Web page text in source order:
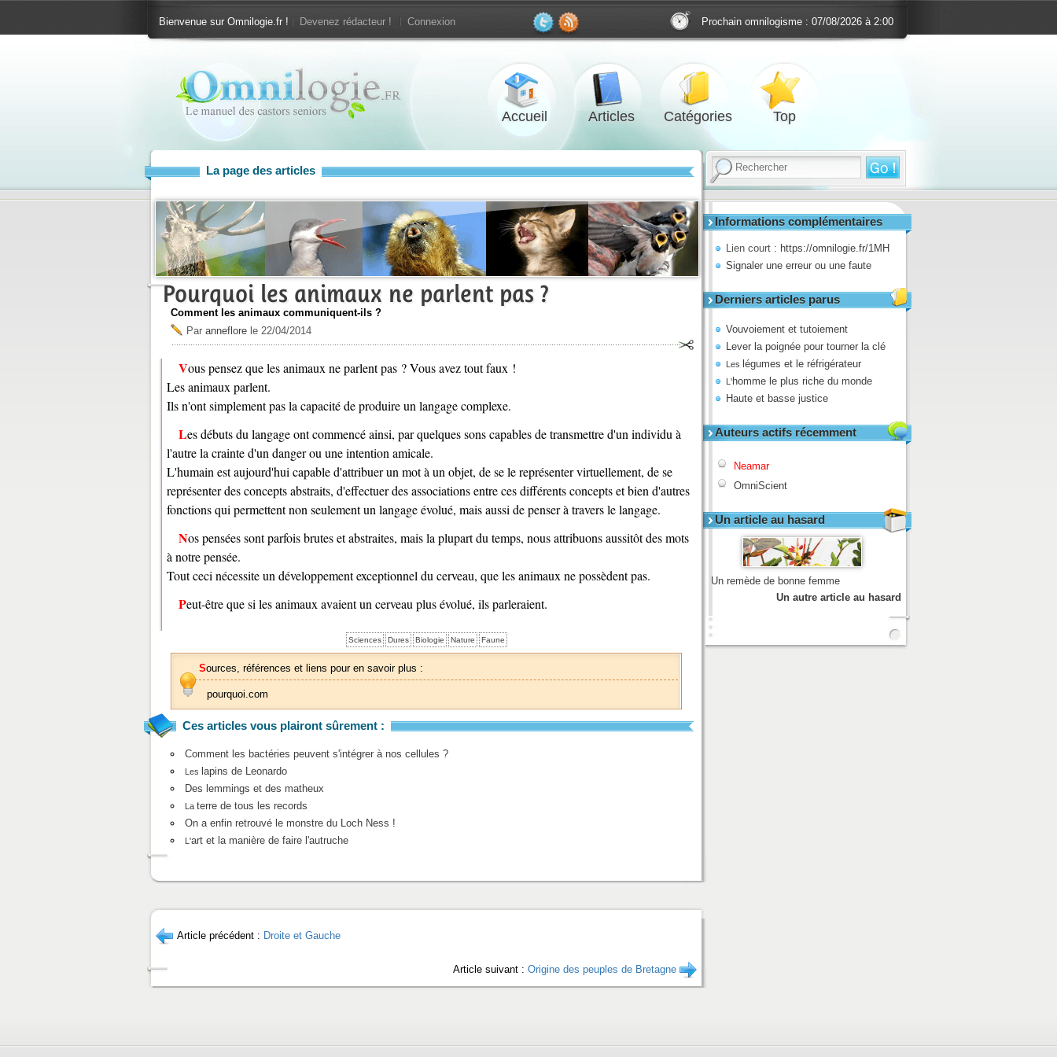
Bienvenue sur Omnilogie.fr ! Devenez rédacteur ! Connexion Prochain omnilogisme : 07/08/2026 à 2:00
Accueil Articles Catégories Top
Informations complémentaires
Lien court : https://omnilogie.fr/1MH
Signaler une erreur ou une faute
Derniers articles parus
Vouvoiement et tutoiement
Lever la poignée pour tourner la clé
Les légumes et le réfrigérateur
L'homme le plus riche du monde
Haute et basse justice
Auteurs actifs récemment
Neamar
OmniScient
Un article au hasard
Un remède de bonne femme
Un autre article au hasard
La page des articles
Pourquoi les animaux ne parlent pas ?
Comment les animaux communiquent-ils ?
Par anneflore le 22/04/2014
Vous pensez que les animaux ne parlent pas ? Vous avez tout faux !
Les animaux parlent.
Ils n'ont simplement pas la capacité de produire un langage complexe.
Les débuts du langage ont commencé ainsi, par quelques sons capables de transmettre d'un individu à
l'autre la crainte d'un danger ou une intention amicale.
L'humain est aujourd'hui capable d'attribuer un mot à un objet, de se le représenter virtuellement, de se
représenter des concepts abstraits, d'effectuer des associations entre ces différents concepts et bien d'autres
fonctions qui permettent non seulement un langage évolué, mais aussi de penser à travers le langage.
Nos pensées sont parfois brutes et abstraites, mais la plupart du temps, nous attribuons aussitôt des mots
à notre pensée.
Tout ceci nécessite un développement exceptionnel du cerveau, que les animaux ne possèdent pas.
Peut-être que si les animaux avaient un cerveau plus évolué, ils parleraient.
Sciences Dures Biologie Nature Faune
Sources, références et liens pour en savoir plus :
pourquoi.com
Ces articles vous plairont sûrement :
Comment les bactéries peuvent s'intégrer à nos cellules ?
Les lapins de Leonardo
Des lemmings et des matheux
La terre de tous les records
On a enfin retrouvé le monstre du Loch Ness !
L'art et la manière de faire l'autruche
Article précédent : Droite et Gauche
Article suivant : Origine des peuples de Bretagne